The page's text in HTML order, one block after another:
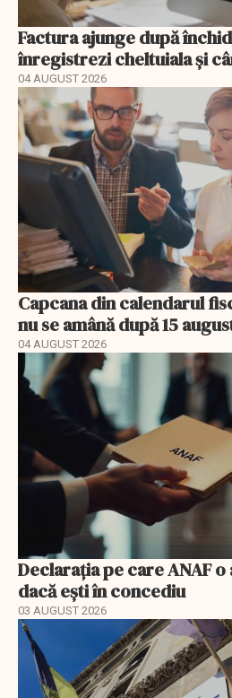
Factura ajunge după
înregistrezi cheltuiala și
04 AUGUST 2026
Capcana din calendarul
nu se amână după 15
04 AUGUST 2026
Declarația pe care ANAF
dacă ești în concediu
03 AUGUST 2026